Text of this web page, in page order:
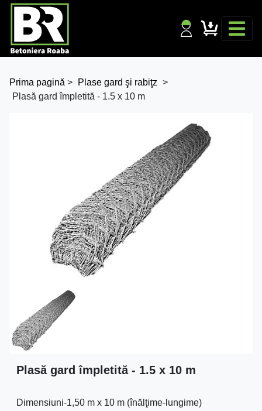
Prima pagină > Plase gard şi rabiţz >
Plasă gard împletită - 1.5 x 10 m
Plasă gard împletită - 1.5 x 10 m
Dimensiuni-1,50 m x 10 m (înălţime-lungime)